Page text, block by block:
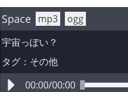
Space mp3
ogg
宇宙っぽい？
タグ： その他
00:00/00:00